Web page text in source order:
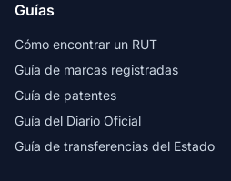
Guías
Cómo encontrar un RUT
Guía de marcas registradas
Guía de patentes
Guía del Diario Oficial
Guía de transferencias del Estado